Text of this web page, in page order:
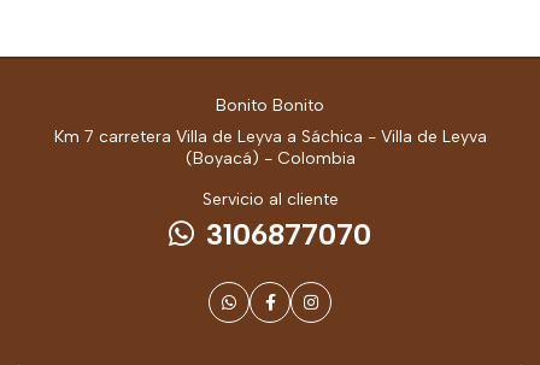
Bonito Bonito
Km 7 carretera Villa de Leyva a Sáchica - Villa de Leyva
(Boyacá) - Colombia
Servicio al cliente
3106877070